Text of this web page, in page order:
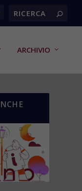
ARCHIVIO